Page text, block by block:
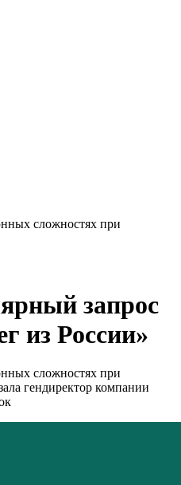
сложностях при
запрос
из России»
сложностях при
гендиректор компании